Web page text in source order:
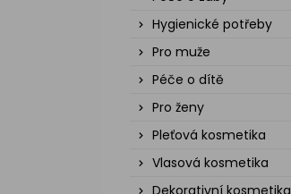
Hygienické potřeby
Pro muže
Péče o dítě
Pro ženy
Pleťová kosmetika
Vlasová kosmetika
Dekorativní kosmetika